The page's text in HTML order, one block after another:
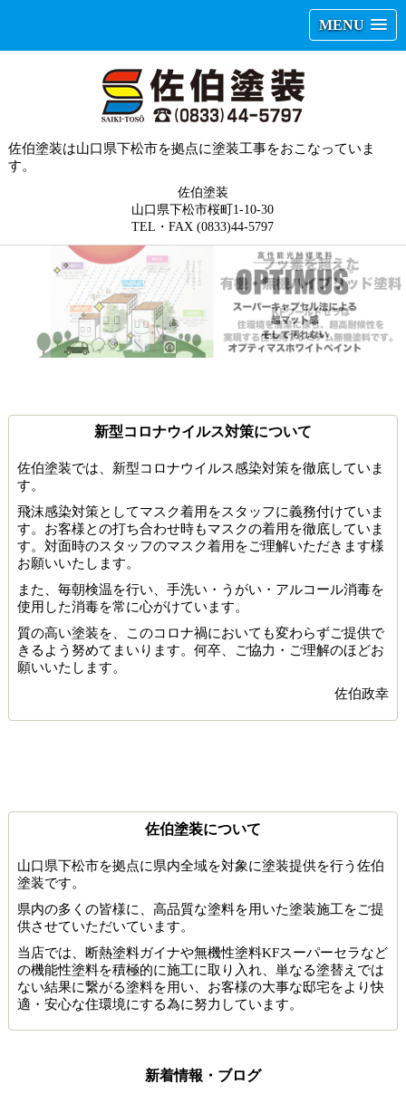
MENU
佐伯塗装は山口県下松市を拠点に塗装工事をおこなっていま
す。
佐伯塗装
山口県下松市桜町1-10-30
TEL・FAX (0833)44-5797
新型コロナウイルス対策について
佐伯塗装では、新型コロナウイルス感染対策を徹底していま
す。
飛沫感染対策としてマスク着用をスタッフに義務付けていま
す。お客様との打ち合わせ時もマスクの着用を徹底していま
す。対面時のスタッフのマスク着用をご理解いただきます様
お願いいたします。
また、毎朝検温を行い、手洗い・うがい・アルコール消毒を
使用した消毒を常に心がけています。
質の高い塗装を、このコロナ禍においても変わらずご提供で
きるよう努めてまいります。何卒、ご協力・ご理解のほどお
願いいたします。
佐伯政幸
佐伯塗装について
山口県下松市を拠点に県内全域を対象に塗装提供を行う佐伯
塗装です。
県内の多くの皆様に、高品質な塗料を用いた塗装施工をご提
供させていただいています。
当店では、断熱塗料ガイナや無機性塗料KFスーパーセラなど
の機能性塗料を積極的に施工に取り入れ、単なる塗替えでは
ない結果に繋がる塗料を用い、お客様の大事な邸宅をより快
適・安心な住環境にする為に努力しています。
新着情報・ブログ